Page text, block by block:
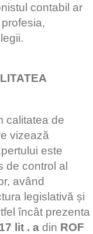
contabil ar
calitatea de
vizează
este
de control al
având
legislativă și
încât prezenta
lit . a din ROF